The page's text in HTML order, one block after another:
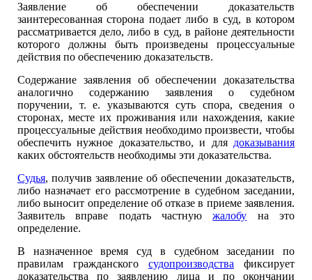
Заявление об обеспечении доказательств
заинтересованная сторона подает либо в суд, в котором
рассматривается дело, либо в суд, в районе деятельности
которого должны быть произведены процессуальные
действия по обеспечению доказательств.
Содержание заявления об обеспечении доказательства
аналогично содержанию заявления о судебном
поручении, т. е. указываются суть спора, сведения о
сторонах, месте их проживания или нахождения, какие
процессуальные действия необходимо произвести, чтобы
обеспечить нужное доказательство, и для доказывания
каких обстоятельств необходимы эти доказательства.
Судья, получив заявление об обеспечении доказательств,
либо назначает его рассмотрение в судебном заседании,
либо выносит определение об отказе в приеме заявления.
Заявитель вправе подать частнуюжалобу на это
определение.
В назначенное время суд в судебном заседании по
правилам гражданского судопроизводства фиксирует
доказательства по заявлению лица и по окончании